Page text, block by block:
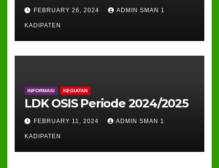
FEBRUARY 26, 2024 ADMIN SMAN 1
KADIPATEN
INFORMASI KEGIATAN
LDK OSIS Periode 2024/2025
FEBRUARY 11, 2024 ADMIN SMAN 1
KADIPATEN